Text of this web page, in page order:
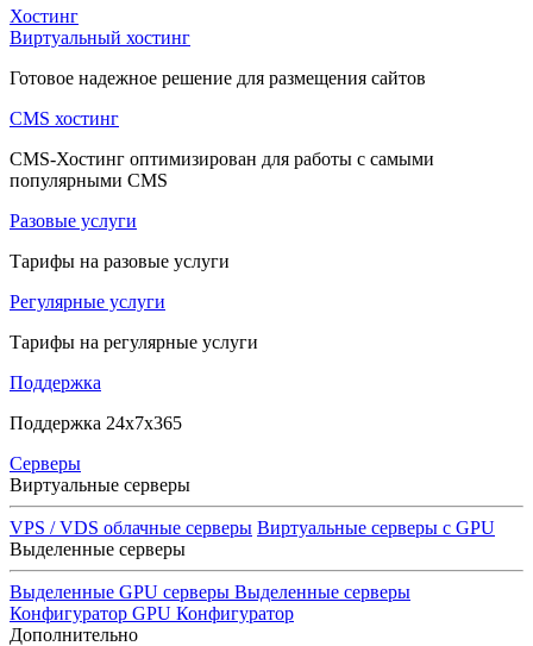
Хостинг
Виртуальный хостинг
Готовое надежное решение для размещения сайтов
CMS хостинг
CMS-Хостинг оптимизирован для работы с самыми
популярными CMS
Разовые услуги
Тарифы на разовые услуги
Регулярные услуги
Тарифы на регулярные услуги
Поддержка
Поддержка 24x7x365
Серверы
Виртуальные серверы
VPS / VDS облачные серверы Виртуальные серверы с GPU
Выделенные серверы
Выделенные GPU серверы Выделенные серверы
Конфигуратор GPU Конфигуратор
Дополнительно